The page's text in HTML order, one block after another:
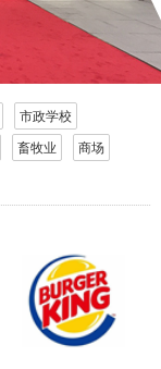
市政学校
畜牧业
商场